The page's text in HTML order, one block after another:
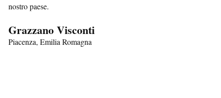
nostro paese.
Grazzano Visconti
Piacenza, Emilia Romagna